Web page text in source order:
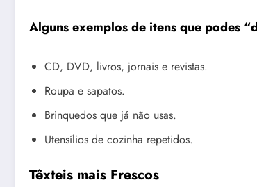
Alguns exemplos de itens que podes
CD, DVD, livros, jornais e revistas.
Roupa e sapatos.
Brinquedos que já não usas.
Utensílios de cozinha repetidos.
Têxteis mais Frescos